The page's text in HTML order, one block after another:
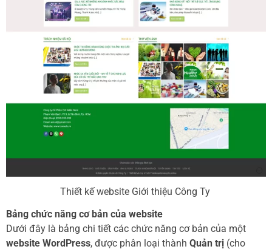
Thiết kế website Giới thiệu Công Ty
Bảng chức năng cơ bản của website
Dưới đây là bảng chi tiết các chức năng cơ bản của một
website WordPress, được phân loại thành Quản trị (cho